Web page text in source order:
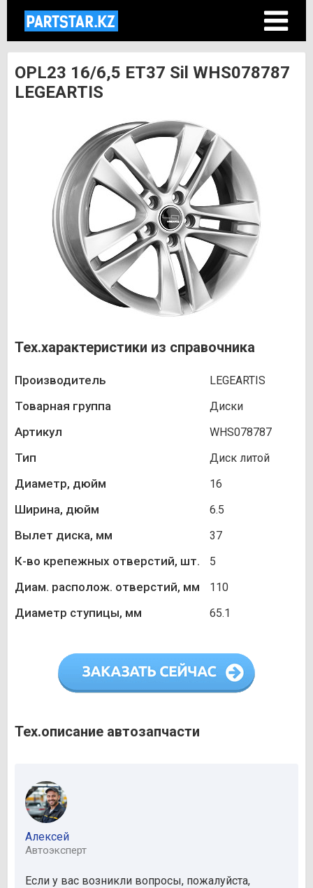
OPL23 16/6,5 ET37 Sil WHS078787
LEGEARTIS
Тех.характеристики из справочника
Производитель LEGEARTIS
Товарная группа Диски
Артикул WHS078787
Тип Диск литой
Диаметр, дюйм 16
Ширина, дюйм 6.5
Вылет диска, мм 37
К-во крепежных отверстий, шт. 5
Диам. располож. отверстий, мм 110
Диаметр ступицы, мм 65.1
Тех.описание автозапчасти
Алексей
Автоэксперт
Если у вас возникли вопросы, пожалуйста,